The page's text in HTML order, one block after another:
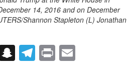
14, 2016 and on December
Shannon Stapleton (L) Jonathan
S
T P